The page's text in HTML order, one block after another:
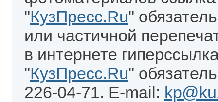
"КузПресс.Ru"
или частичной
в интернете
"КузПресс.Ru"
226-04-71. E-mail: